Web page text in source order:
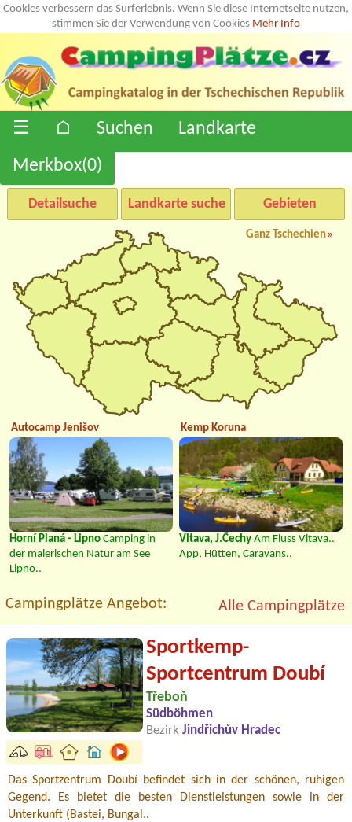
Cookies verbessern das Surferlebnis. Wenn Sie diese Internetseite nutzen,
stimmen Sie der Verwendung von Cookies Mehr Info
☰ ⌂ Suchen
Landkarte
Merkbox(0)
Detailsuche Landkarte suche Gebieten
Ganz Tschechien»
Autocamp Jenišov
Horní Planá - Lipno Camping in
der malerischen Natur am See
Lipno..
Kemp Koruna
Vltava, J.Čechy Am Fluss Vltava..
App, Hütten, Caravans..
Campingplätze Angebot: Alle Campingplätze
Sportkemp-
Sportcentrum Doubí
Třeboň
Südböhmen
Bezirk Jindřichův Hradec
Das Sportzentrum Doubí befindet sich in der schönen, ruhigen
Gegend. Es bietet die besten Dienstleistungen sowie in der
Unterkunft (Bastei, Bungal..